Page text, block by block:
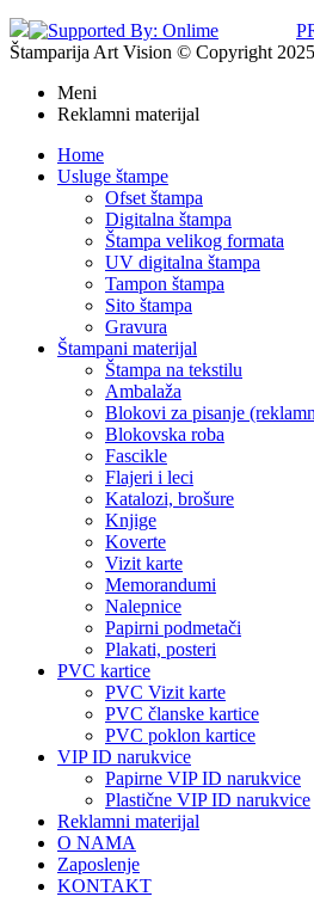
Štamparija Art Vision © Copyright
Meni
Reklamni materijal
Home
Usluge štampe
Ofset štampa
Digitalna štampa
Štampa velikog formata
UV digitalna štampa
Tampon štampa
Sito štampa
Gravura
Štampani materijal
Štampa na tekstilu
Ambalaža
Blokovi za pisanje
Blokovska roba
Fascikle
Flajeri i leci
Katalozi, brošure
Knjige
Koverte
Vizit karte
Memorandumi
Nalepnice
Papirni podmetači
Plakati, posteri
PVC kartice
PVC Vizit karte
PVC članske kartice
PVC poklon kartice
VIP ID narukvice
Papirne VIP ID narukvice
Plastične VIP ID narukvice
Reklamni materijal
O NAMA
Zaposlenje
KONTAKT